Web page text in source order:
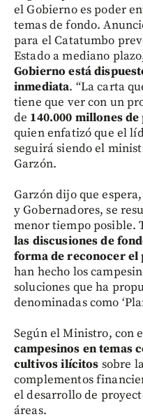
el Gobierno es poder
temas de fondo.
para el Catatumbo
Estado a mediano
Gobierno está
inmediata. “La carta
tiene que ver con un
de 140.000 millones de
quien enfatizó que el
seguirá siendo el
Garzón.
Garzón dijo que
y Gobernadores, se
menor tiempo posible.
las discusiones de
forma de reconocer el
han hecho los
soluciones que ha
denominadas como
Según el Ministro, con
campesinos en temas
cultivos ilícitos sobre
complementos
el desarrollo de
áreas.